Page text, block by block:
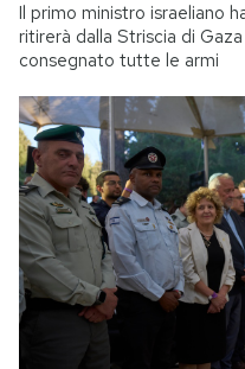
Il primo ministro israeliano
ritirerà dalla Striscia di
consegnato tutte le armi